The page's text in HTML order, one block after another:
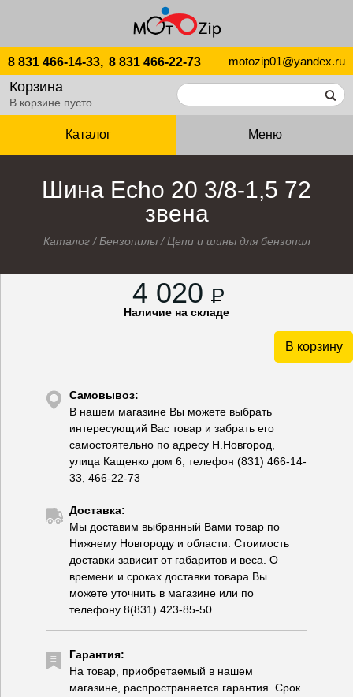
8 831 466-14-33, 8 831 466-22-73 motozip01@yandex.ru
Корзина
В корзине пусто
Каталог Меню
Шина Echo 20 3/8-1,5 72
звена
Каталог/Бензопилы/Цепи и шины для бензопил
4 020 P
Наличие на складе
В корзину
Самовывоз:
В нашем магазине Вы можете выбрать
интересующий Вас товар и забрать его
самостоятельно по адресу Н.Новгород,
улица Кащенко дом 6, телефон (831) 466-14-
33, 466-22-73
Доставка:
Мы доставим выбранный Вами товар по
Нижнему Новгороду и области. Стоимость
доставки зависит от габаритов и веса. О
времени и сроках доставки товара Вы
можете уточнить в магазине или по
телефону 8(831) 423-85-50
Гарантия:
На товар, приобретаемый в нашем
магазине, распространяется гарантия. Срок